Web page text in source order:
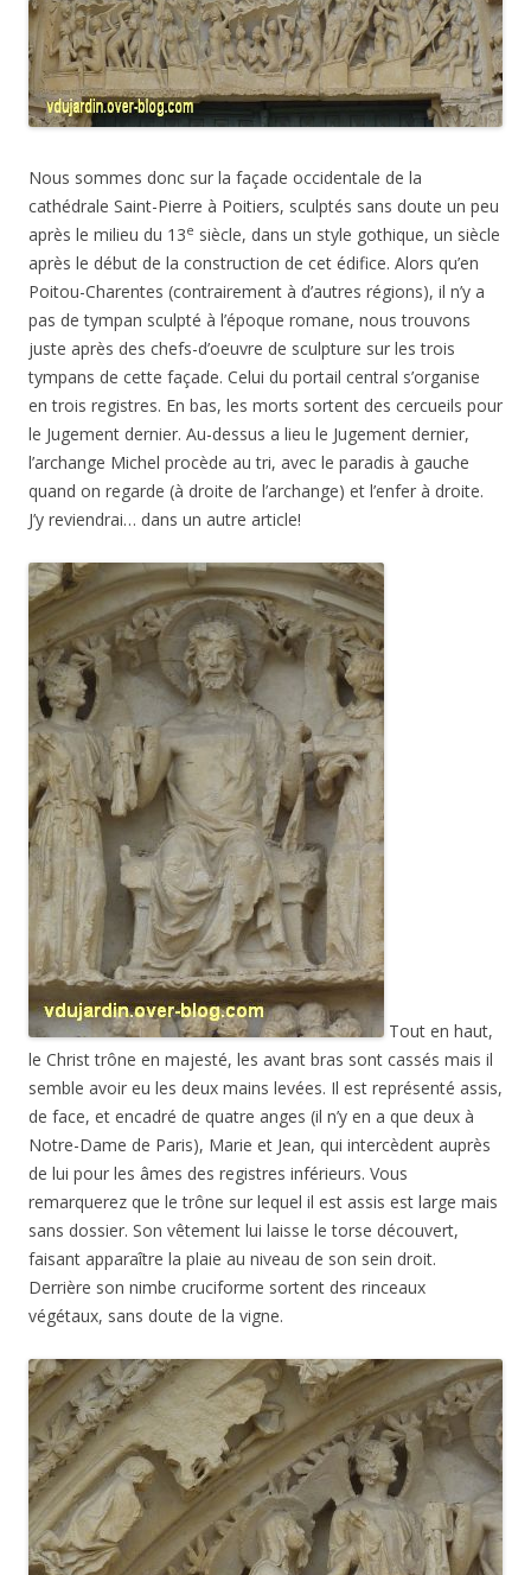
Nous sommes donc sur la façade occidentale de la
cathédrale Saint-Pierre à Poitiers, sculptés sans doute un peu
après le milieu du 13e siècle, dans un style gothique, un siècle
après le début de la construction de cet édifice. Alors qu’en
Poitou-Charentes (contrairement à d’autres régions), il n’y a
pas de tympan sculpté à l’époque romane, nous trouvons
juste après des chefs-d’oeuvre de sculpture sur les trois
tympans de cette façade. Celui du portail central s’organise
en trois registres. En bas, les morts sortent des cercueils pour
le Jugement dernier. Au-dessus a lieu le Jugement dernier,
l’archange Michel procède au tri, avec le paradis à gauche
quand on regarde (à droite de l’archange) et l’enfer à droite.
J’y reviendrai… dans un autre article!
Tout en haut,
le Christ trône en majesté, les avant bras sont cassés mais il
semble avoir eu les deux mains levées. Il est représenté assis,
de face, et encadré de quatre anges (il n’y en a que deux à
Notre-Dame de Paris), Marie et Jean, qui intercèdent auprès
de lui pour les âmes des registres inférieurs. Vous
remarquerez que le trône sur lequel il est assis est large mais
sans dossier. Son vêtement lui laisse le torse découvert,
faisant apparaître la plaie au niveau de son sein droit.
Derrière son nimbe cruciforme sortent des rinceaux
végétaux, sans doute de la vigne.